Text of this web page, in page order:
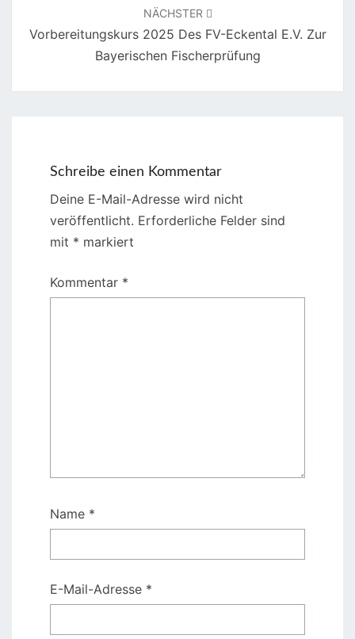
NÄCHSTER
Vorbereitungskurs 2025 Des FV-Eckental E.V. Zur
Bayerischen Fischerprüfung
Schreibe einen Kommentar
Deine E-Mail-Adresse wird nicht
veröffentlicht. Erforderliche Felder sind
mit * markiert
Kommentar *
Name *
E-Mail-Adresse *